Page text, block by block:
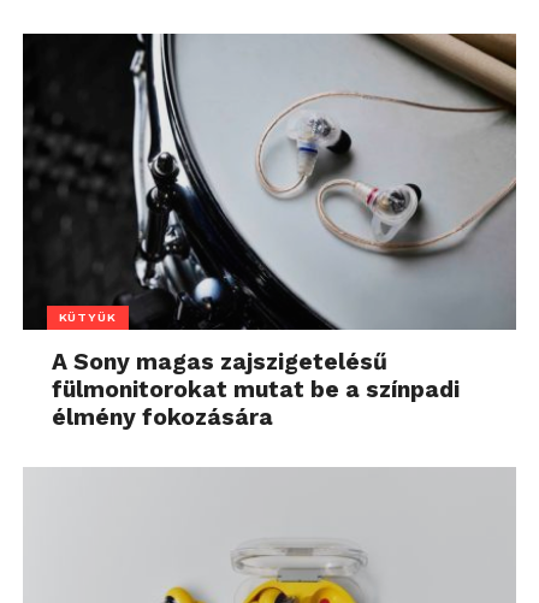
KÜTYÜK
A Sony magas zajszigetelésű
fülmonitorokat mutat be a színpadi
élmény fokozására